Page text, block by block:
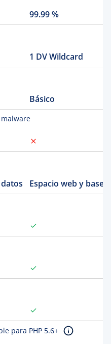
99.99 %
1 DV Wildcard
Básico
Espacio web y
para PHP 5.6+